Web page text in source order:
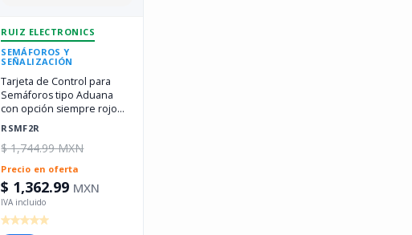
RUIZ ELECTRONICS
SEMÁFOROS Y
SEÑALIZACIÓN
RSMF2R
Tarjeta de Control para
Semáforos tipo Aduana
con opción siempre rojo
RSMF2R
$ 1,744.99 MXN
Precio en oferta
$ 1,362.99 MXN